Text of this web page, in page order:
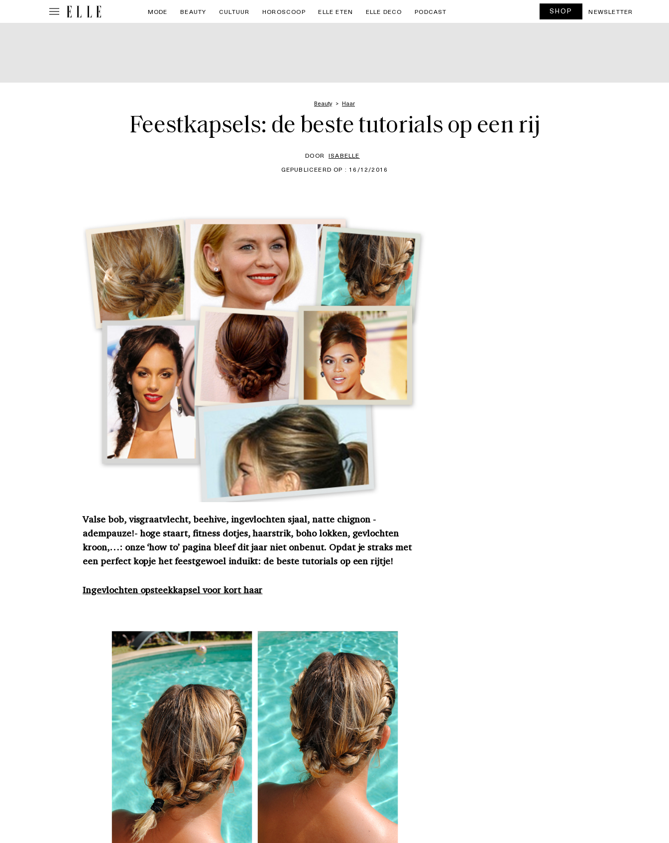
MODE BEAUTY CULTUUR HOROSCOOP ELLE ETEN ELLE DECO PODCAST SHOP NEWSLETTER
Beauty Haar
Feestkapsels: de beste tutorials op een rij
DOOR ISABELLE
GEPUBLICEERD OP : 16/12/2016
Valse bob, visgraatvlecht, beehive, ingevlochten sjaal, natte chignon -
adempauze!- hoge staart, fitness dotjes, haarstrik, boho lokken, gevlochten
kroon,…: onze ‘how to’ pagina bleef dit jaar niet onbenut. Opdat je straks met
een perfect kopje het feestgewoel induikt: de beste tutorials op een rijtje!
Ingevlochten opsteekkapsel voor kort haar